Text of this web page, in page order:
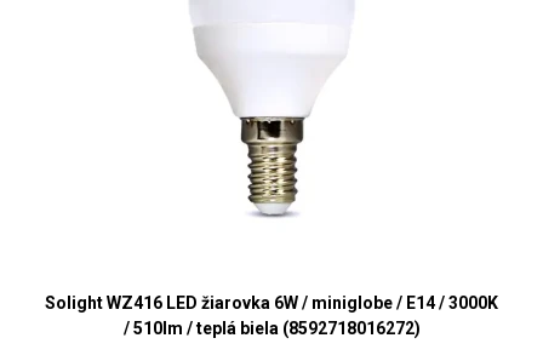
Solight WZ416 LED žiarovka 6W / miniglobe / E14 / 3000K
/ 510lm / teplá biela (8592718016272)